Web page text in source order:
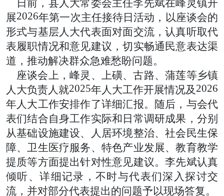
日前，县人大常委会主任李先斌在峰灵镇开
展2026年第一次主任接待日活动，以座谈会的
形式与基层人大代表面对面交流，认真听取代
表履职情况和意见建议，切实畅通民意表达渠
道，推动解决群众急难愁盼问题。
座谈会上，峰灵、上磺、古路、蒲莲等乡镇
人大负责人就2025年人大工作开展情况及 2026
年人大工作安排作了详细汇报。随后，与会代
表们结合自身工作实际和日常调研成果，分别
从基础设施建设、人居环境整治、社会民生保
障、卫生医疗服务、特色产业发展、教育教学
提质等方面提出针对性意见建议。李先斌认真
倾听、详细记录，不时与代表们深入探讨交
流，并对部分代表提出的问题予以现场答复。